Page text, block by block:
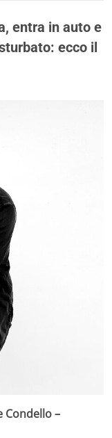
entra in auto e
ecco il
Condello –